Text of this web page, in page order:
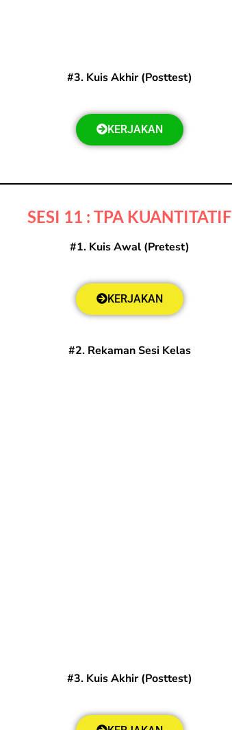
#3. Kuis Akhir (Posttest)
KERJAKAN
SESI 11 : TPA KUANTITATIF
#1. Kuis Awal (Pretest)
KERJAKAN
#2. Rekaman Sesi Kelas
#3. Kuis Akhir (Posttest)